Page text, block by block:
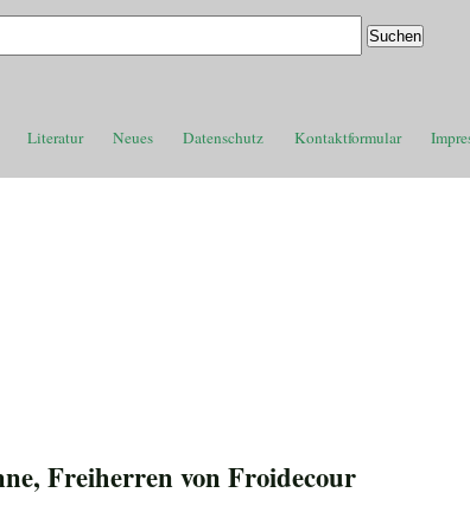
Literatur Neues Datenschutz Kontaktformular
Freiherren von Froidecour